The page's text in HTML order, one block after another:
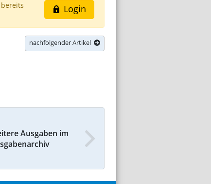
Login
nachfolgender Artikel
Ausgaben im